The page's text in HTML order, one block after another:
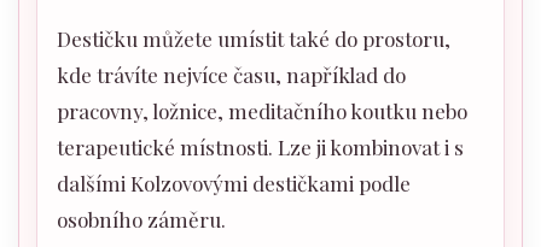
Destičku můžete umístit také do prostoru,
kde trávíte nejvíce času, například do
pracovny, ložnice, meditačního koutku nebo
terapeutické místnosti. Lze ji kombinovat i s
dalšími Kolzovovými destičkami podle
osobního záměru.